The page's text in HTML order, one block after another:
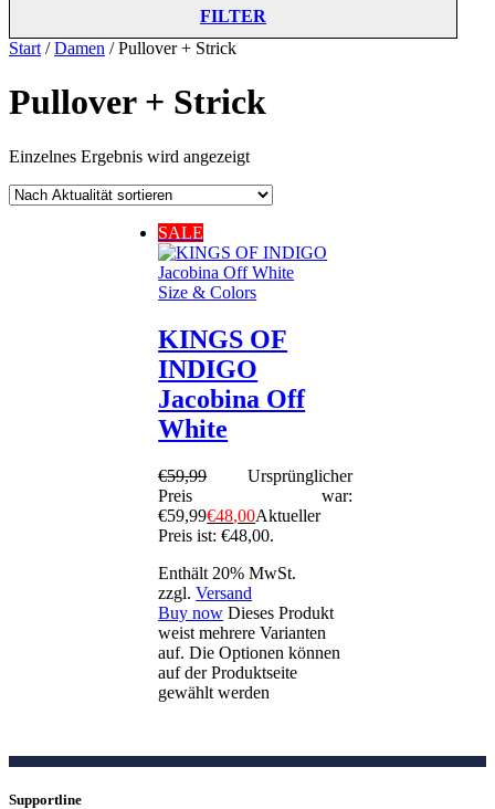
Start /Damen / Pullover + Strick
Pullover + Strick
Einzelnes Ergebnis wird angezeigt
SALE
Size & Colors
KINGS OF
INDIGO
Jacobina Off
White
€59,99
Ursprünglicher
Preis war:
€59,99€48,00Aktueller
Preis ist: €48,00.
Enthält 20% MwSt.
zzgl.Versand
Buy now Dieses Produkt
weist mehrere Varianten
auf. Die Optionen können
auf der Produktseite
gewählt werden
FILTER
Supportline